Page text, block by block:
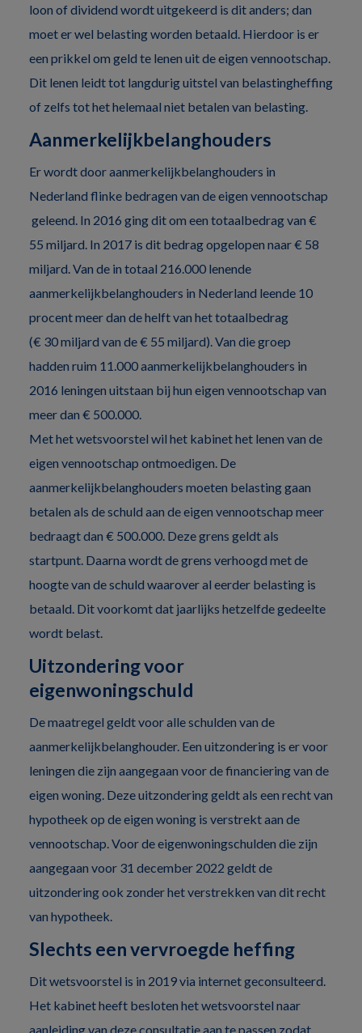
loon of dividend wordt uitgekeerd is dit anders; dan
moet er wel belasting worden betaald. Hierdoor is er
een prikkel om geld te lenen uit de eigen vennootschap.
Dit lenen leidt tot langdurig uitstel van belastingheffing
of zelfs tot het helemaal niet betalen van belasting.
Aanmerkelijkbelanghouders
Er wordt door aanmerkelijkbelanghouders in
Nederland flinke bedragen van de eigen vennootschap
geleend. In 2016 ging dit om een totaalbedrag van €
55 miljard. In 2017 is dit bedrag opgelopen naar € 58
miljard. Van de in totaal 216.000 lenende
aanmerkelijkbelanghouders in Nederland leende 10
procent meer dan de helft van het totaalbedrag
(€ 30 miljard van de € 55 miljard). Van die groep
hadden ruim 11.000 aanmerkelijkbelanghouders in
2016 leningen uitstaan bij hun eigen vennootschap van
meer dan € 500.000.
Met het wetsvoorstel wil het kabinet het lenen van de
eigen vennootschap ontmoedigen. De
aanmerkelijkbelanghouders moeten belasting gaan
betalen als de schuld aan de eigen vennootschap meer
bedraagt dan € 500.000. Deze grens geldt als
startpunt. Daarna wordt de grens verhoogd met de
hoogte van de schuld waarover al eerder belasting is
betaald. Dit voorkomt dat jaarlijks hetzelfde gedeelte
wordt belast.
Uitzondering voor
eigenwoningschuld
De maatregel geldt voor alle schulden van de
aanmerkelijkbelanghouder. Een uitzondering is er voor
leningen die zijn aangegaan voor de financiering van de
eigen woning. Deze uitzondering geldt als een recht van
hypotheek op de eigen woning is verstrekt aan de
vennootschap. Voor de eigenwoningschulden die zijn
aangegaan voor 31 december 2022 geldt de
uitzondering ook zonder het verstrekken van dit recht
van hypotheek.
Slechts een vervroegde heffing
Dit wetsvoorstel is in 2019 via internet geconsulteerd.
Het kabinet heeft besloten het wetsvoorstel naar
aanleiding van deze consultatie aan te passen zodat